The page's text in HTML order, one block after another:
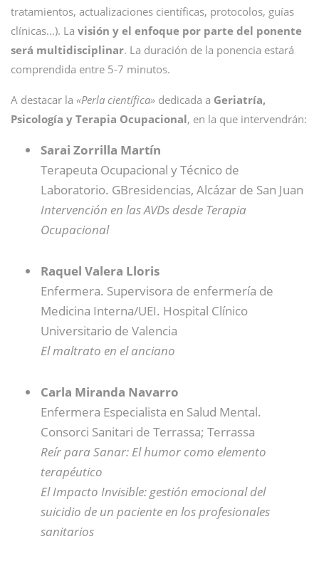
tratamientos, actualizaciones científicas, protocolos, guías
clínicas…). La visión y el enfoque por parte del ponente
será multidisciplinar. La duración de la ponencia estará
comprendida entre 5-7 minutos.
A destacar la «Perla científica» dedicada a Geriatría,
Psicología y Terapia Ocupacional, en la que intervendrán:
Sarai Zorrilla Martín
Terapeuta Ocupacional y Técnico de
Laboratorio. GBresidencias, Alcázar de San Juan
Intervención en las AVDs desde Terapia
Ocupacional
Raquel Valera Lloris
Enfermera. Supervisora de enfermería de
Medicina Interna/UEI. Hospital Clínico
Universitario de Valencia
El maltrato en el anciano
Carla Miranda Navarro
Enfermera Especialista en Salud Mental.
Consorci Sanitari de Terrassa; Terrassa
Reír para Sanar: El humor como elemento
terapéutico
El Impacto Invisible: gestión emocional del
suicidio de un paciente en los profesionales
sanitarios